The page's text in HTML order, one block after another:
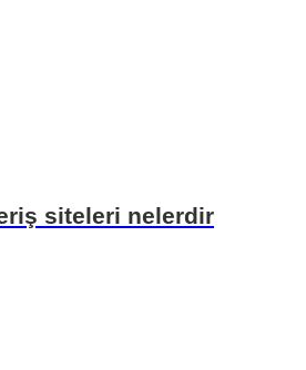
siteleri nelerdir